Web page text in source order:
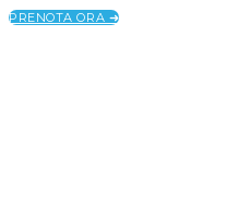
PRENOTA ORA ➜